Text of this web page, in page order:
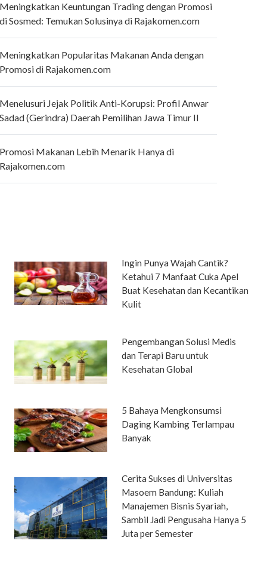
Keuntungan Trading dengan Promosi
Sosmed: Temukan Solusinya di Rajakomen.com
Popularitas Makanan Anda dengan
di Rajakomen.com
Jejak Politik Anti-Korupsi: Profil Anwar
(Gerindra) Daerah Pemilihan Jawa Timur II
Makanan Lebih Menarik Hanya di
Ingin Punya Wajah Cantik?
Ketahui 7 Manfaat Cuka Apel
Buat Kesehatan dan Kecantikan
Kulit
Pengembangan Solusi Medis
dan Terapi Baru untuk
Kesehatan Global
5 Bahaya Mengkonsumsi
Daging Kambing Terlampau
Banyak
Cerita Sukses di Universitas
Masoem Bandung: Kuliah
Manajemen Bisnis Syariah,
Sambil Jadi Pengusaha Hanya 5
Juta per Semester